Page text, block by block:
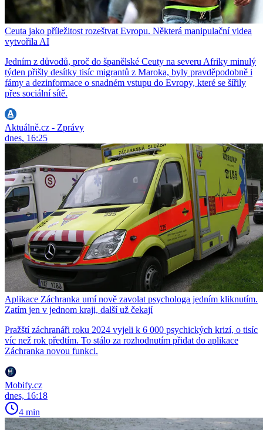
Ceuta jako příležitost rozeštvat Evropu. Některá manipulační videa
vytvořila AI
Jedním z důvodů, proč do španělské Ceuty na severu Afriky minulý
týden přišly desítky tisíc migrantů z Maroka, byly pravděpodobně i
fámy a dezinformace o snadném vstupu do Evropy, které se šířily
přes sociální sítě.
Aktuálně.cz - Zprávy
dnes, 16:25
Aplikace Záchranka umí nově zavolat psychologa jedním kliknutím.
Zatím jen v jednom kraji, další už čekají
Pražští záchranáři roku 2024 vyjeli k 6 000 psychických krizí, o tisíc
víc než rok předtím. To stálo za rozhodnutím přidat do aplikace
Záchranka novou funkci.
Mobify.cz
dnes, 16:18
4 min